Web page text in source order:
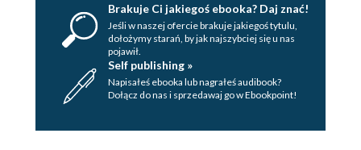
Brakuje Ci jakiegoś ebooka? Daj znać!
Jeśli w naszej ofercie brakuje jakiegoś tytulu,
dołożymy starań, by jak najszybciej się u nas
pojawił.
Self publishing »
Napisałeś ebooka lub nagrałeś audibook?
Dołącz do nas i sprzedawaj go w Ebookpoint!